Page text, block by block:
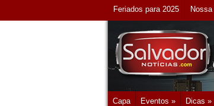
Feriados para 2025
Capa Eventos » Dicas »